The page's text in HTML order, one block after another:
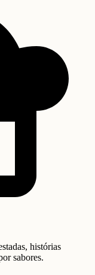
histórias
sabores.